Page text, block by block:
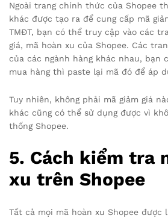
Ngoài trang chính thức của Shopee
khác được tạo ra để cung cấp mã
TMĐT, bạn có thể truy cập vào các
giá, mã hoàn xu của Shopee. Các
của các ngành hàng khác nhau, bạn
mua hàng thì paste lại mã đó để áp
Tuy nhiên, không phải mã giảm giá
khác cũng có thể sử dụng được vì
thống Shopee.
5. Cách kiểm tra
xu trên Shopee
Tất cả mọi mã hoàn xu Shopee được